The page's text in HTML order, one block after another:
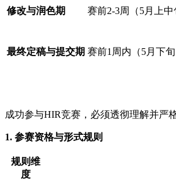
修改与润色期 赛前2-3周（5月上中
最终定稿与提交期 赛前1周内（5月下旬
成功参与HIR竞赛，必须透彻理解并严
1. 参赛资格与形式规则
规则维
度